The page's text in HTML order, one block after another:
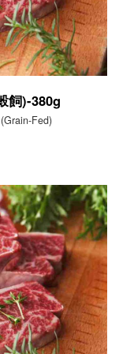
飼)-380g
Fed)